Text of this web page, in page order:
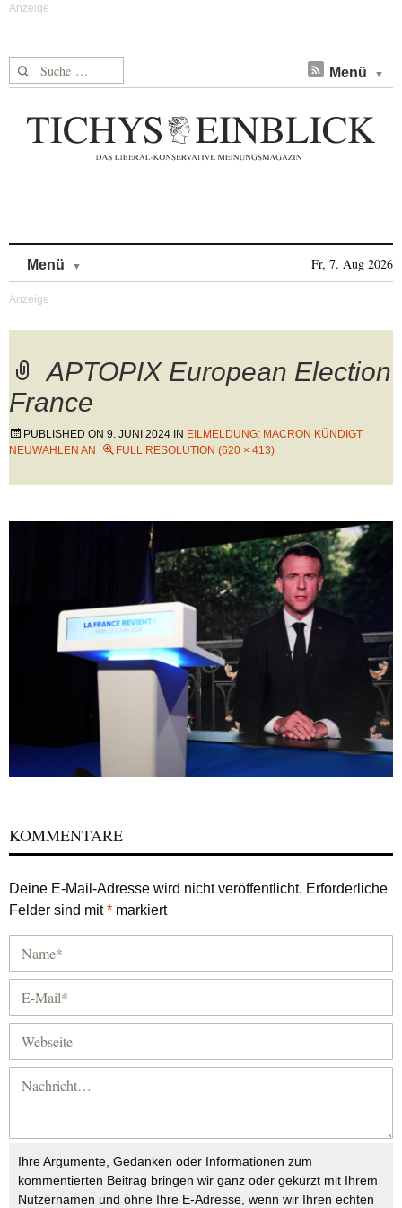
Suche nach: Menü
Menü Fr, 7. Aug 2026
APTOPIX European Election
France
PUBLISHED ON 9. JUNI 2024 IN EILMELDUNG: MACRON KÜNDIGT
NEUWAHLEN AN
FULL RESOLUTION (620 × 413)
KOMMENTARE
Deine E-Mail-Adresse wird nicht veröffentlicht. Erforderliche
Felder sind mit* markiert
Ihre Argumente, Gedanken oder Informationen zum
kommentierten Beitrag bringen wir ganz oder gekürzt mit Ihrem
Nutzernamen und ohne Ihre E-Adresse, wenn wir Ihren echten